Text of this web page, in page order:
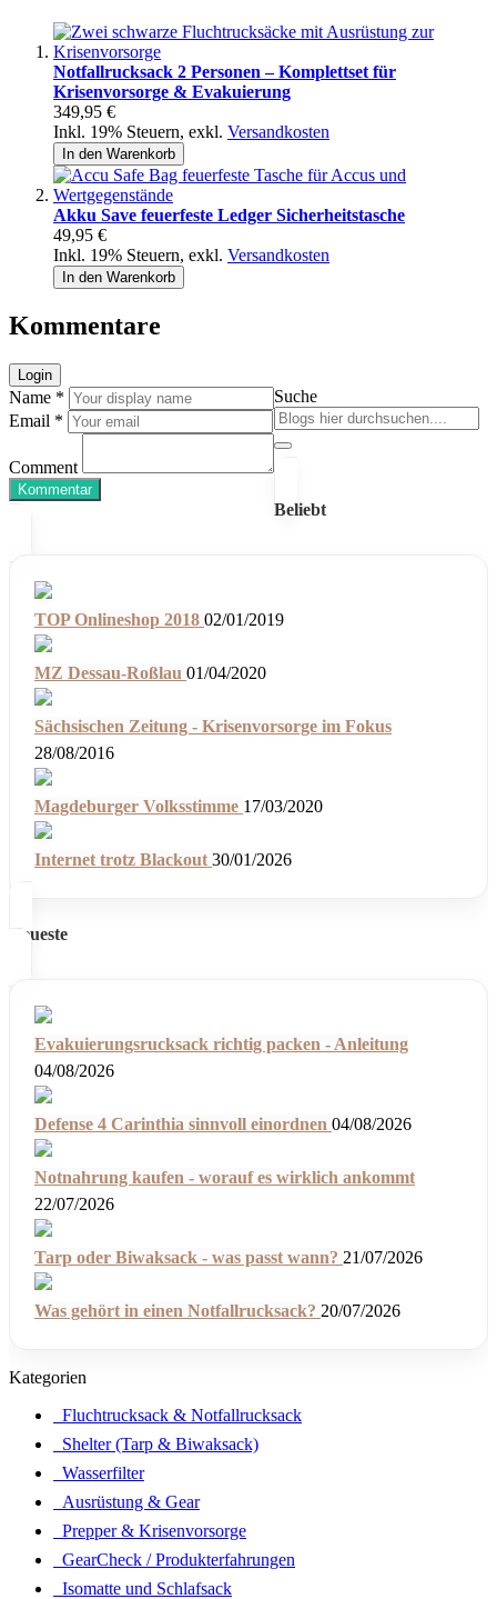
Notfallrucksack 2 Personen – Komplettset für
Krisenvorsorge & Evakuierung
349,95 €
Inkl. 19% Steuern, exkl. Versandkosten
In den Warenkorb
Akku Save feuerfeste Ledger Sicherheitstasche
49,95 €
Inkl. 19% Steuern, exkl. Versandkosten
In den Warenkorb
Kommentare
Login
Name *
Email *
Comment
Kommentar
Suche
Beliebt
TOP Onlineshop 2018 02/01/2019
MZ Dessau-Roßlau 01/04/2020
Sächsischen Zeitung - Krisenvorsorge im Fokus
28/08/2016
Magdeburger Volksstimme 17/03/2020
Internet trotz Blackout 30/01/2026
Neueste
Evakuierungsrucksack richtig packen - Anleitung
04/08/2026
Defense 4 Carinthia sinnvoll einordnen 04/08/2026
Notnahrung kaufen - worauf es wirklich ankommt
22/07/2026
Tarp oder Biwaksack - was passt wann? 21/07/2026
Was gehört in einen Notfallrucksack? 20/07/2026
Kategorien
Fluchtrucksack & Notfallrucksack
Shelter (Tarp & Biwaksack)
Wasserfilter
Ausrüstung & Gear
Prepper & Krisenvorsorge
GearCheck / Produkterfahrungen
Isomatte und Schlafsack